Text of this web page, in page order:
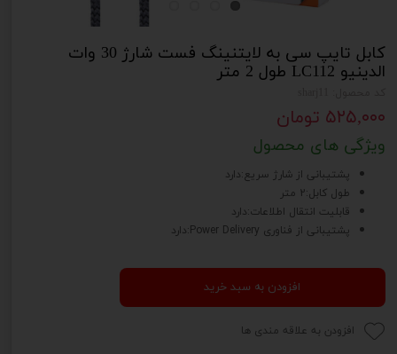
کابل تایپ سی به لایتنینگ فست شارژ 30 وات
الدینیو LC112 طول 2 متر
۵۲۵,۰۰۰ تومان
ویژگی های محصول
پشتیبانی از شارژ سریع:دارد
طول کابل:2 متر
قابلیت انتقال اطلاعات:دارد
پشتیبانی از فناوری Power Delivery:دارد
افزودن به سبد خرید
افزودن به علاقه مندی ها